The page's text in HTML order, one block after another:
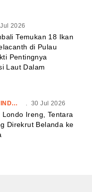
2026
Temukan 18 Ikan
di Pulau
Pentingnya
Laut Dalam
INSPIRASI INDONESIA 30 Jul 2026
Londo Ireng, Tentara
Direkrut Belanda ke